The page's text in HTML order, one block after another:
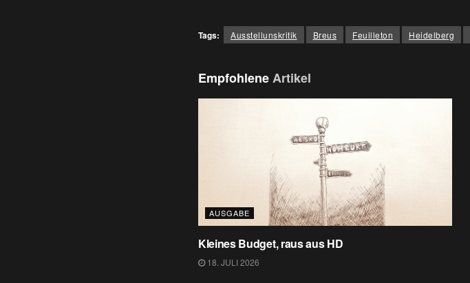
Tags: Ausstellunskritik Breus Feuilleton Heidelberg
EmpfohleneArtikel
AUSGABE
Kleines Budget, raus aus HD
18. JULI 2026